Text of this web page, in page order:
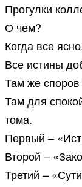
Прогулки
О чем?
Когда все
Все истины
Там же споров
Там для
тома.
Первый –
Второй –
Третий –